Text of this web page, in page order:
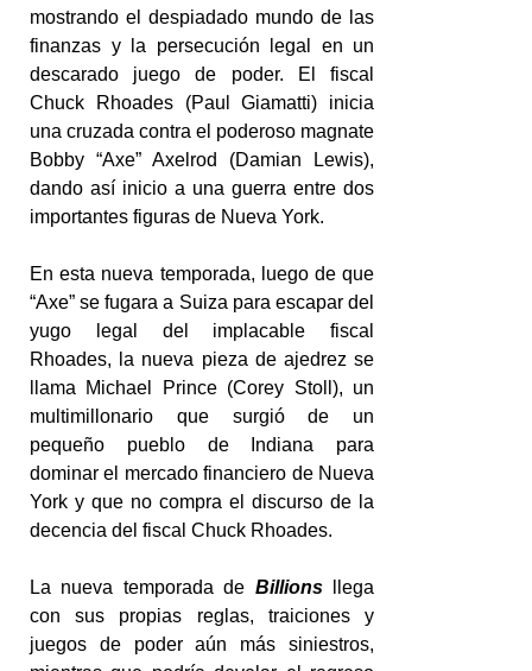
mostrando el despiadado mundo de las
finanzas y la persecución legal en un
descarado juego de poder. El fiscal
Chuck Rhoades (Paul Giamatti) inicia
una cruzada contra el poderoso magnate
Bobby “Axe” Axelrod (Damian Lewis),
dando así inicio a una guerra entre dos
importantes figuras de Nueva York.
En esta nueva temporada, luego de que
“Axe” se fugara a Suiza para escapar del
yugo legal del implacable fiscal
Rhoades, la nueva pieza de ajedrez se
llama Michael Prince (Corey Stoll), un
multimillonario que surgió de un
pequeño pueblo de Indiana para
dominar el mercado financiero de Nueva
York y que no compra el discurso de la
decencia del fiscal Chuck Rhoades.
La nueva temporada de Billions
llega
con sus propias reglas, traiciones y
juegos de poder aún más siniestros,